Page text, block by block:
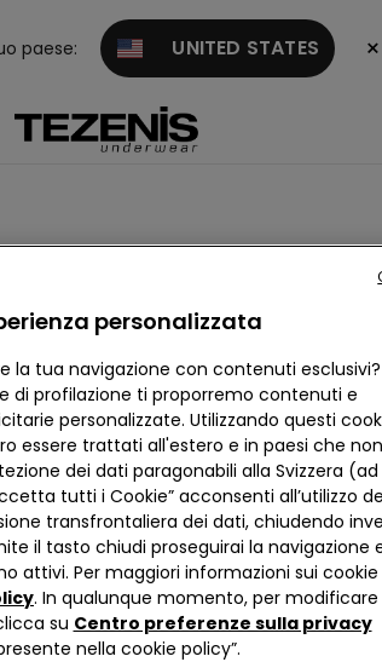
paese: UNITED STATES ×
personalizzata
la tua navigazione con contenuti esclusivi?
di profilazione ti proporremo contenuti e
personalizzate. Utilizzando questi
essere trattati all'estero e in paesi che non
dei dati paragonabili alla Svizzera (ad
tutti i Cookie” acconsenti all’utilizzo
transfrontaliera dei dati, chiudendo
il tasto chiudi proseguirai la navigazione
attivi. Per maggiori informazioni sui cookie
. In qualunque momento, per modificare
su Centro preferenze sulla privacy
nella cookie policy”.